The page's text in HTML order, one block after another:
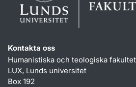
Kontakta oss
Humanistiska och teologiska
LUX, Lunds universitet
Box 192